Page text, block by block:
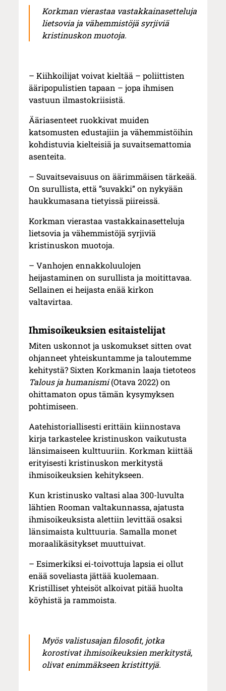
Korkman vierastaa vastakkainasetteluja
lietsovia ja vähemmistöjä syrjiviä
kristinuskon muotoja.
– Kiihkoilijat voivat kieltää – poliittisten
ääripopulistien tapaan – jopa ihmisen
vastuun ilmastokriisistä.
Ääriasenteet ruokkivat muiden
katsomusten edustajiin ja vähemmistöihin
kohdistuvia kielteisiä ja suvaitsemattomia
asenteita.
– Suvaitsevaisuus on äärimmäisen tärkeää.
On surullista, että ”suvakki” on nykyään
haukkumasana tietyissä piireissä.
Korkman vierastaa vastakkainasetteluja
lietsovia ja vähemmistöjä syrjiviä
kristinuskon muotoja.
– Vanhojen ennakkoluulojen
heijastaminen on surullista ja moitittavaa.
Sellainen ei heijasta enää kirkon
valtavirtaa.
Ihmisoikeuksien esitaistelijat
Miten uskonnot ja uskomukset sitten ovat
ohjanneet yhteiskuntamme ja taloutemme
kehitystä? Sixten Korkmanin laaja tietoteos
Talous ja humanismi(Otava 2022) on
ohittamaton opus tämän kysymyksen
pohtimiseen.
Aatehistoriallisesti erittäin kiinnostava
kirja tarkastelee kristinuskon vaikutusta
länsimaiseen kulttuuriin. Korkman kiittää
erityisesti kristinuskon merkitystä
ihmisoikeuksien kehitykseen.
Kun kristinusko valtasi alaa 300-luvulta
lähtien Rooman valtakunnassa, ajatusta
ihmisoikeuksista alettiin levittää osaksi
länsimaista kulttuuria. Samalla monet
moraalikäsitykset muuttuivat.
– Esimerkiksi ei-toivottuja lapsia ei ollut
enää soveliasta jättää kuolemaan.
Kristilliset yhteisöt alkoivat pitää huolta
köyhistä ja rammoista.
Myös valistusajan filosofit, jotka
korostivat ihmisoikeuksien merkitystä,
olivat enimmäkseen kristittyjä.